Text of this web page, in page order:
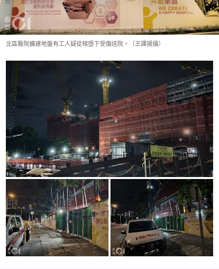
北區醫院擴建地盤有工人疑從梯墮下受傷送院。（王譯揚攝）